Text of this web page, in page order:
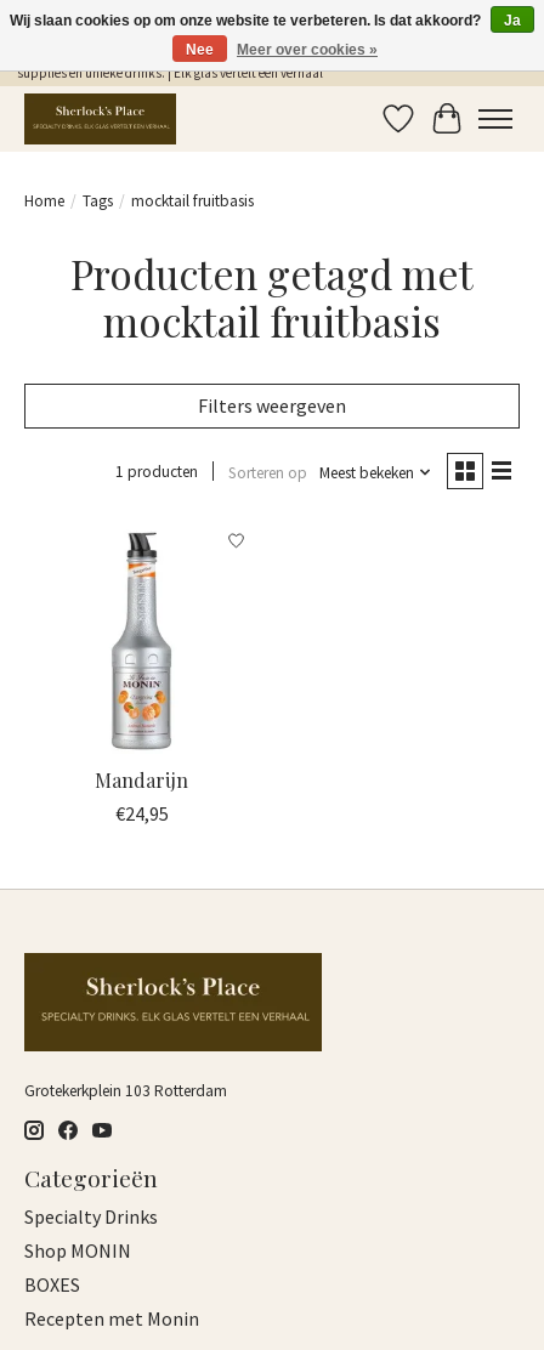
Gratis Verzending in NL vanaf €75,- | Sherlocks Place: dé plek voor MONIN siropen, bar
supplies en unieke drinks. | Elk glas vertelt een verhaal
Verlanglijst
Home / Tags / mocktail fruitbasis
Producten getagd met
mocktail fruitbasis
Filters weergeven
1 producten Sorteren op Meest bekeken
Mandarijn
€24,95
Grotekerkplein 103 Rotterdam
Categorieën
Specialty Drinks
Shop MONIN
BOXES
Recepten met Monin
Wij slaan cookies op om onze website te verbeteren. Is dat akkoord?
Ja
Nee
Meer over cookies »